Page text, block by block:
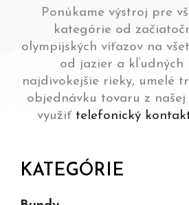
Ponúkame výstroj pre
kategórie od
olympijských víťazov na
od jazier a kľudných
najdivokejšie rieky, umelé
objednávku tovaru z
využiť telefonický
KATEGÓRIE